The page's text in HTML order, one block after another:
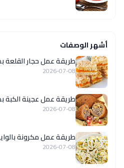
أشهر الوصفات
طريقة عمل حجار
2026-07-08
طريقة عمل عجينة الكبة
2026-07-08
طريقة عمل مكرونة
2026-07-08